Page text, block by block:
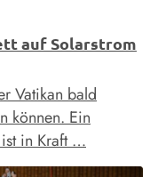
auf Solarstrom
Vatikan bald
können. Ein
in Kraft …